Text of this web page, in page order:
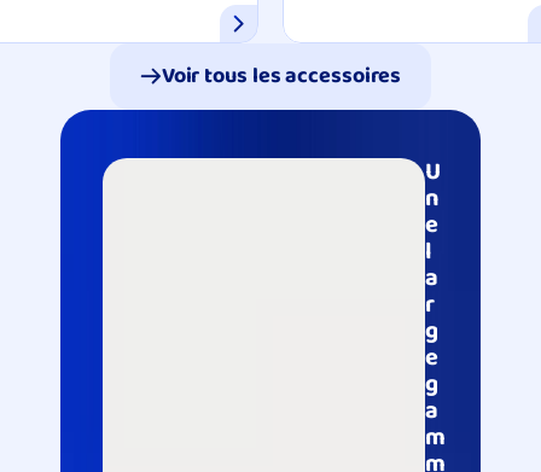
Voir tous les accessoires
U
n
e
l
a
r
g
e
g
a
m
m